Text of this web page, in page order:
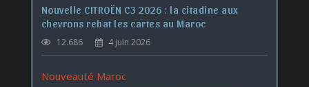
Nouvelle CITROËN C3 2026 : la citadine aux
chevrons rebat les cartes au Maroc
12.686 4 juin 2026
Nouveauté Maroc